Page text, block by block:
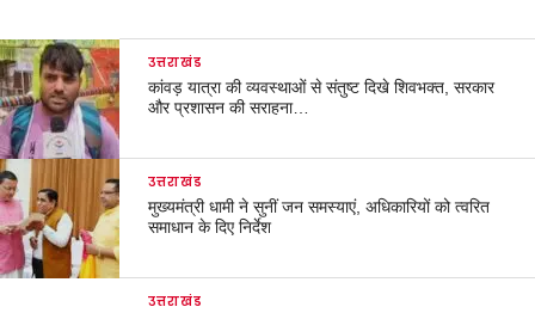
उत्तराखंड
कांवड़ यात्रा की व्यवस्थाओं से संतुष्ट दिखे शिवभक्त, सरकार
और प्रशासन की सराहना…
उत्तराखंड
मुख्यमंत्री धामी ने सुनीं जन समस्याएं, अधिकारियों को त्वरित
समाधान के दिए निर्देश
उत्तराखंड